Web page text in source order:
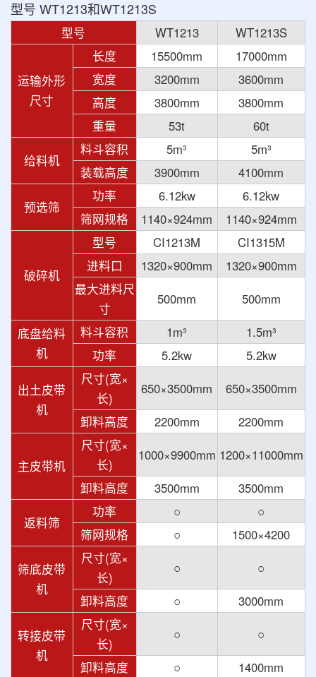
型号 WT1213和WT1213S
型号 WT1213 WT1213S
运输外形
尺寸
长度 15500mm
17000mm
宽度
3200mm
3600mm
高度
3800mm
3800mm
重量
53t 60t
给料机
料斗容积 5m³
5m³
装载高度
3900mm 4100mm
预选筛
功率 6.12kw
6.12kw
筛网规格
1140×924mm 1140×924mm
破碎机
型号 CI1213M
CI1315M
进料口
1320×900mm
1320×900mm
最大进料尺
寸
500mm 500mm
底盘给料
机
料斗容积 1m³
1.5m³
功率
5.2kw 5.2kw
出土皮带
机
尺寸(宽×
长)
650×3500mm
650×3500mm
卸料高度
2200mm 2200mm
主皮带机
尺寸(宽×
长)
1000×9900mm 1200×11000mm
卸料高度
3500mm 3500mm
返料筛
功率 ○
○
筛网规格
○ 1500×4200
筛底皮带
机
尺寸(宽×
长)
○
○
卸料高度
○ 3000mm
转接皮带
机
尺寸(宽×
长)
○
○
卸料高度
○ 1400mm